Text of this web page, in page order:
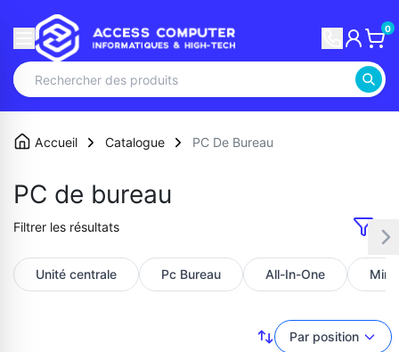
0
Accueil Catalogue PC De Bureau
PC de bureau
Filtrer les résultats
Unité centrale Pc Bureau All-In-One Mini
Par position